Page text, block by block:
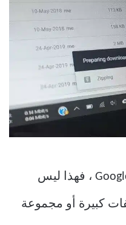
لكي نكون منصفين لشركة Google ، فهذا ليس
كبيرة أو مجموعة